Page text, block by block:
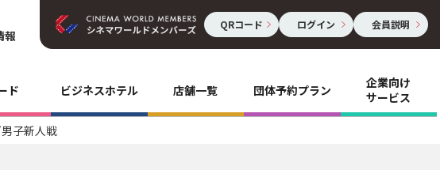
報
QRコード ログイン 会員説明
ド ビジネスホテル 店舗一覧 団体予約プラン
企業向け
サービス
子新人戦